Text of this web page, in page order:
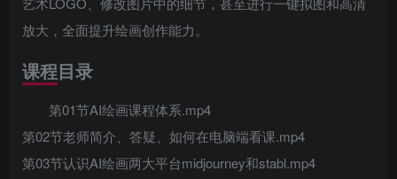
放大，全面提升绘画创作能力。
课程目录
第01节AI绘画课程体系.mp4
第02节老师简介、答疑、如何在电脑端看课.mp4
第03节认识AI绘画两大平台midjourney和stabl.mp4